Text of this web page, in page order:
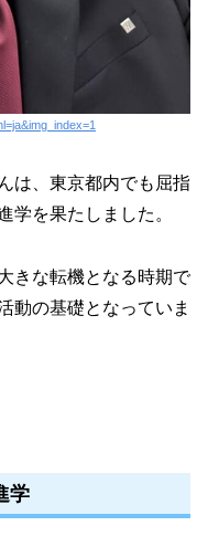
は、東京都内でも屈指
学を果たしました。
きな転機となる時期で
動の基礎となっていま
学